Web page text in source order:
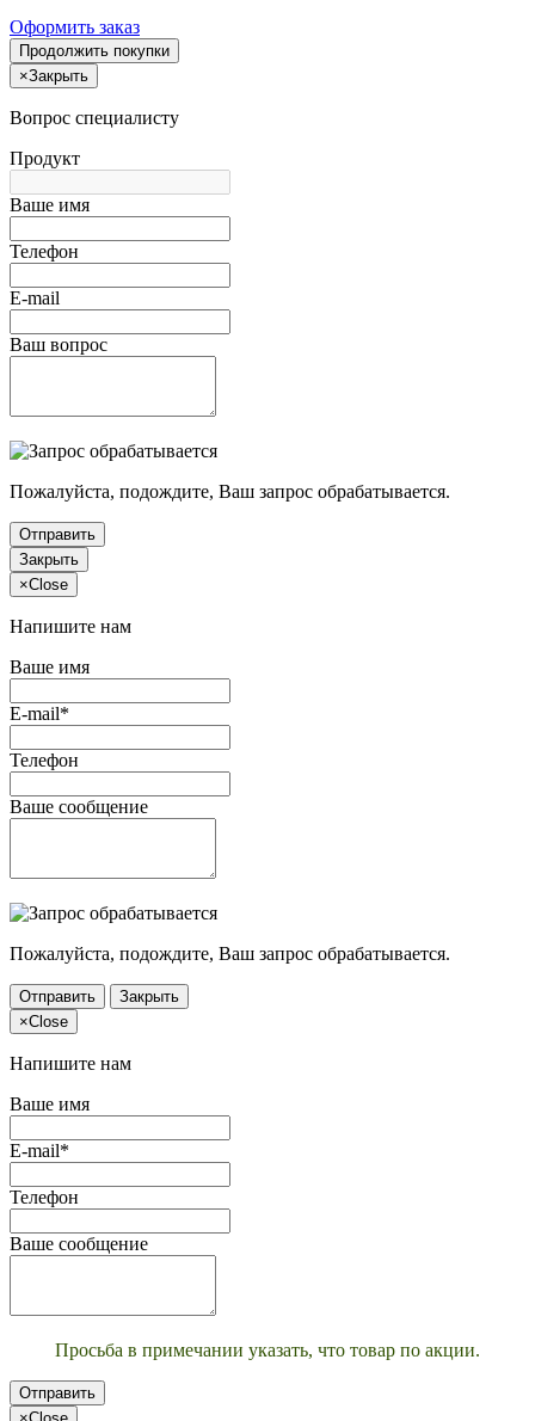
Оформить заказ
Продолжить покупки
×Закрыть
Вопрос специалисту
Продукт
Ваше имя
Телефон
E-mail
Ваш вопрос
Пожалуйста, подождите, Ваш запрос обрабатывается.
Отправить
Закрыть
×Close
Напишите нам
Ваше имя
E-mail*
Телефон
Ваше сообщение
Пожалуйста, подождите, Ваш запрос обрабатывается.
Отправить
Закрыть
×Close
Напишите нам
Ваше имя
E-mail*
Телефон
Ваше сообщение
Просьба в примечании указать, что товар по акции.
Отправить